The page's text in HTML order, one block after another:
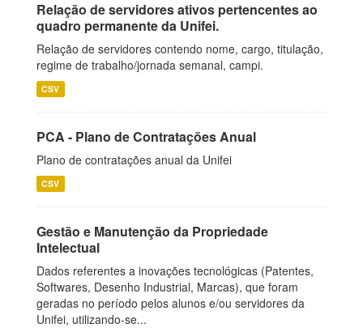
Relação de servidores ativos pertencentes ao
quadro permanente da Unifei.
Relação de servidores contendo nome, cargo, titulação,
regime de trabalho/jornada semanal, campi.
CSV
PCA - Plano de Contratações Anual
Plano de contratações anual da Unifei
CSV
Gestão e Manutenção da Propriedade
Intelectual
Dados referentes a inovações tecnológicas (Patentes,
Softwares, Desenho Industrial, Marcas), que foram
geradas no período pelos alunos e/ou servidores da
Unifei, utilizando-se...